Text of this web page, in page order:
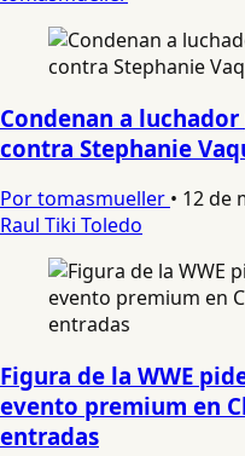
Condenan a
contra Stephanie
Por tomasmueller • 12 de
Raul Tiki Toledo
Figura de la WWE
evento premium en
entradas